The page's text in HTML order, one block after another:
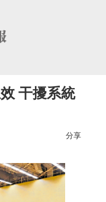
干擾系統
分享